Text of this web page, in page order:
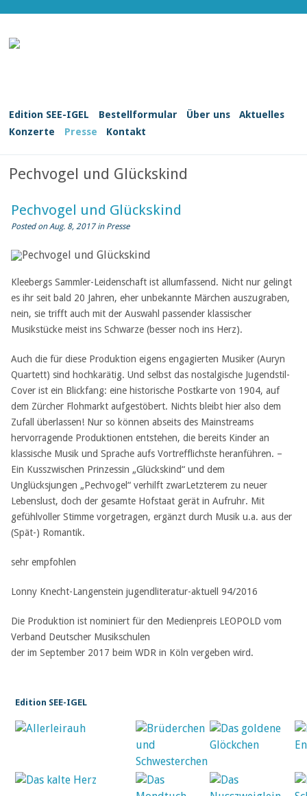
Edition SEE-IGEL Bestellformular Über uns
Aktuelles
Konzerte
Presse Kontakt
Pechvogel und Glückskind
Pechvogel und Glückskind
Posted on Aug. 8, 2017 in Presse
Kleebergs Sammler-Leidenschaft ist allumfassend. Nicht nur gelingt
es ihr seit bald 20 Jahren, eher unbekannte Märchen auszugraben,
nein, sie trifft auch mit der Auswahl passender klassischer
Musikstücke meist ins Schwarze (besser noch ins Herz).
Auch die für diese Produktion eigens engagierten Musiker (Auryn
Quartett) sind hochkarätig. Und selbst das nostalgische Jugendstil-
Cover ist ein Blickfang: eine historische Postkarte von 1904, auf
dem Zürcher Flohmarkt aufgestöbert. Nichts bleibt hier also dem
Zufall überlassen! Nur so können abseits des Mainstreams
hervorragende Produktionen entstehen, die bereits Kinder an
klassische Musik und Sprache aufs Vortrefflichste heranführen. –
Ein Kusszwischen Prinzessin „Glückskind“ und dem
Unglücksjungen „Pechvogel“ verhilft zwarLetzterem zu neuer
Lebenslust, doch der gesamte Hofstaat gerät in Aufruhr. Mit
gefühlvoller Stimme vorgetragen, ergänzt durch Musik u.a. aus der
(Spät-) Romantik.
sehr empfohlen
Lonny Knecht-Langenstein jugendliteratur-aktuell 94/2016
Die Produktion ist nominiert für den Medienpreis LEOPOLD vom
Verband Deutscher Musikschulen
der im September 2017 beim WDR in Köln vergeben wird.
Edition SEE-IGEL